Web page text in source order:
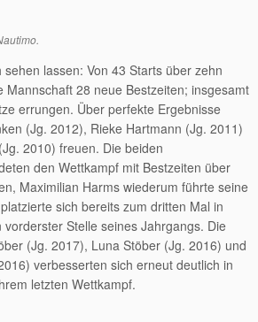
lassen: Von 43 Starts über zehn
Mannschaft 28 neue Bestzeiten; insgesamt
errungen. Über perfekte Ergebnisse
(Jg. 2012), Rieke Hartmann (Jg. 2011)
2010) freuen. Die beiden
den Wettkampf mit Bestzeiten über
Maximilian Harms wiederum führte seine
sich bereits zum dritten Mal in
Stelle seines Jahrgangs. Die
(Jg. 2017), Luna Stöber (Jg. 2016) und
verbesserten sich erneut deutlich in
letzten Wettkampf.